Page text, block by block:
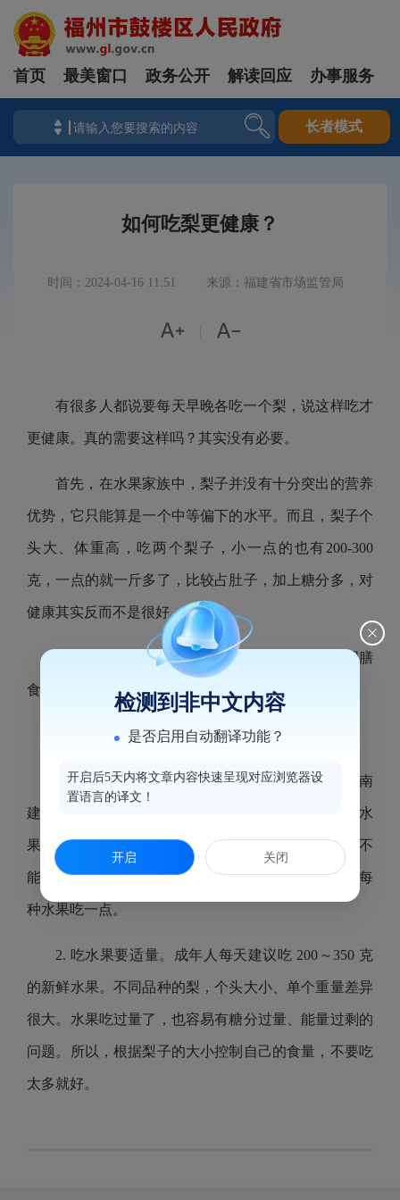
首页 最美窗口 政务公开 解读回应 办事服务
长者模式
如何吃梨更健康？
时间：2024-04-16 11:51 来源：福建省市场监管局
 
有很多人都说要每天早晚各吃一个梨，说这样吃才
更健康。真的需要这样吗？其实没有必要。
首先，在水果家族中，梨子并没有十分突出的营养
优势，它只能算是一个中等偏下的水平。而且，梨子个
头大、体重高，吃两个梨子，小一点的也有200-300
克，一点的就一斤多了，比较占肚子，加上糖分多，对
健康其实反而不是很好。
而且，早、晚，都只吃梨子，显然也不符合我国膳
食指南推荐的食物多样和适量原则。
所以，如何吃梨更健康呢？
1. 跟其他水果一起换着吃，混着吃。我国膳食指南
建议大家要注意饮食「多样性」，争取每周吃的蔬菜水
果至少有 10 种。尤其是非常喜欢吃梨的朋友，水果不
能只吃梨，可以跟苹果、冬枣、柿子、葡萄等混合，每
种水果吃一点。
2. 吃水果要适量。成年人每天建议吃 200～350 克
的新鲜水果。不同品种的梨，个头大小、单个重量差异
很大。水果吃过量了，也容易有糖分过量、能量过剩的
问题。所以，根据梨子的大小控制自己的食量，不要吃
太多就好。
检测到非中文内容
是否启用自动翻译功能？
开启后5天内将文章内容快速呈现对应浏览器设
置语言的译文！
开启 关闭